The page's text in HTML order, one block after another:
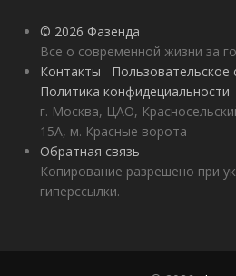
© 2026 Фазенда
Все о современной жизни за
Контакты
Пользовательское
Политика конфидециальности
г. Москва, ЦАО,
15А, м. Красные ворота
Обратная связь
Копирование разрешено при
гиперссылки.